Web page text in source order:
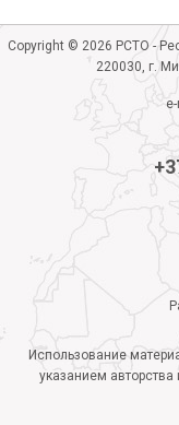
Copyright © 2026 РСТО -
220030, г.
Использование
указанием